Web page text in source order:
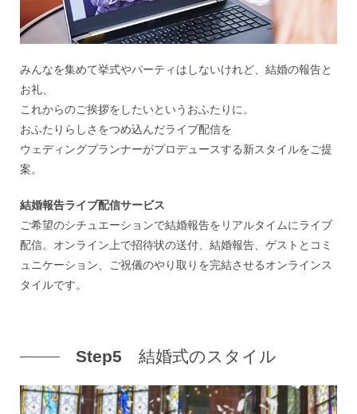
みんなを集めて挙式やパーティはしないけれど、結婚の報告と
お礼、
これからのご挨拶をしたいというおふたりに。
おふたりらしさをつめ込んだライブ配信を
ウェディングプランナーがプロデュースする新スタイルをご提
案。
結婚報告ライブ配信サービス
ご希望のシチュエーションで結婚報告をリアルタイムにライブ
配信。オンライン上で招待状の送付、結婚報告、ゲストとコミ
ュニケーション、ご祝儀のやり取りを完結させるオンラインス
タイルです。
Step5 結婚式のスタイル